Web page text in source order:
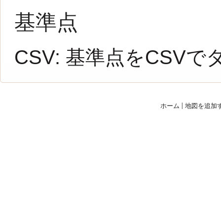
基準点
CSV: 基準点をCSVで
ホーム | 地図を追加